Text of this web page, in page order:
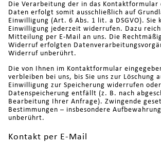
Die Verarbeitung der in das Kontaktformular
Daten erfolgt somit ausschließlich auf
Einwilligung (Art. 6 Abs. 1 lit. a DSGVO). Sie
Einwilligung jederzeit widerrufen. Dazu
Mitteilung per E-Mail an uns. Die
Widerruf erfolgten
Widerruf unberührt.
Die von Ihnen im Kontaktformular
verbleiben bei uns, bis Sie uns zur Löschung
Einwilligung zur Speicherung widerrufen
Datenspeicherung entfällt (z. B. nach
Bearbeitung Ihrer Anfrage). Zwingende
Bestimmungen – insbesondere
unberührt.
Kontakt per E-Mail